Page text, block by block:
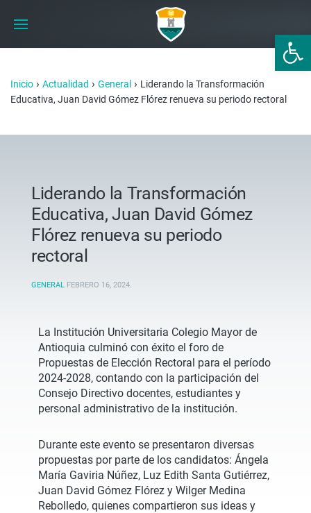
Abrir
Inicio › Actualidad › General › Liderando la Transformación
Educativa, Juan David Gómez Flórez renueva su periodo rectoral
Liderando la Transformación
Educativa, Juan David Gómez
Flórez renueva su periodo
rectoral
GENERAL FEBRERO 16, 2024.
La Institución Universitaria Colegio Mayor de
Antioquia culminó con éxito el foro de
Propuestas de Elección Rectoral para el período
2024-2028, contando con la participación del
Consejo Directivo docentes, estudiantes y
personal administrativo de la institución.
Durante este evento se presentaron diversas
propuestas por parte de los candidatos: Ángela
María Gaviria Núñez, Luz Edith Santa Gutiérrez,
Juan David Gómez Flórez y Wilger Medina
Rebolledo, quienes compartieron sus ideas y